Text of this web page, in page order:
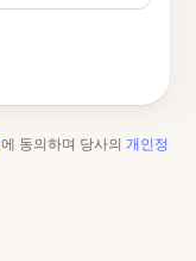
에 동의하며 당사의 개인정